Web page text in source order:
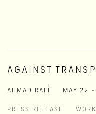
AGAINST
AHMAD RAFI MAY 22
PRESS RELEASE